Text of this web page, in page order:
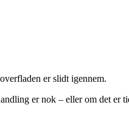
er slidt igennem.
er nok – eller om det er